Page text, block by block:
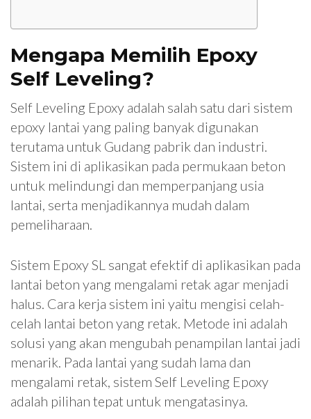
Mengapa Memilih Epoxy
Self Leveling?
Self Leveling Epoxy adalah salah satu dari sistem
epoxy lantai yang paling banyak digunakan
terutama untuk Gudang pabrik dan industri.
Sistem ini di aplikasikan pada permukaan beton
untuk melindungi dan memperpanjang usia
lantai, serta menjadikannya mudah dalam
pemeliharaan.
Sistem Epoxy SL sangat efektif di aplikasikan pada
lantai beton yang mengalami retak agar menjadi
halus. Cara kerja sistem ini yaitu mengisi celah-
celah lantai beton yang retak. Metode ini adalah
solusi yang akan mengubah penampilan lantai jadi
menarik. Pada lantai yang sudah lama dan
mengalami retak, sistem Self Leveling Epoxy
adalah pilihan tepat untuk mengatasinya.